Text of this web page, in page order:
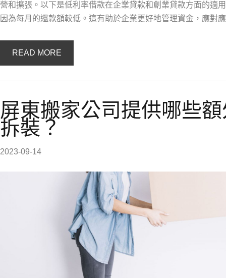
營和擴張。以下是低利率借款在企業貸款和創業貸款方面的適
因為每月的還款額較低。這有助於企業更好地管理資金，應對
READ MORE
屏東搬家公司提供哪些
拆裝？
2023-09-14